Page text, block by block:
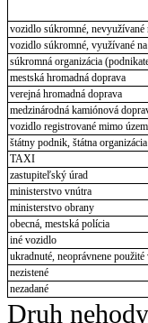
vozidlo súkromné,
vozidlo súkromné, využívané
súkromná organizácia
mestská hromadná doprava
verejná hromadná doprava
medzinárodná kamiónová
vozidlo registrované mimo
štátny podnik, štátna organizácia
TAXI
zastupiteľský úrad
ministerstvo vnútra
ministerstvo obrany
obecná, mestská polícia
iné vozidlo
ukradnuté, neoprávnene
nezistené
nezadané
Druh